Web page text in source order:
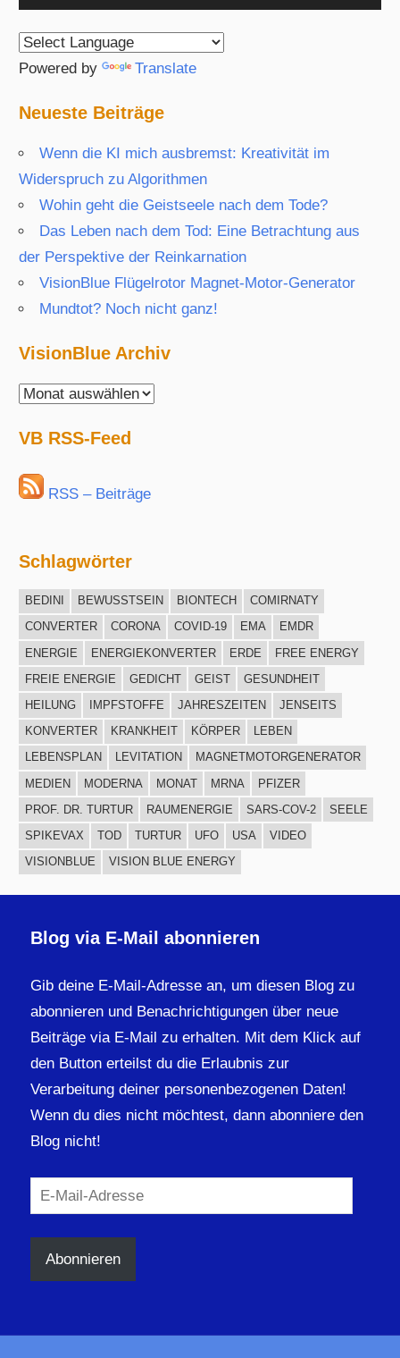
Player
Powered by Translate
Neueste Beiträge
Wenn die KI mich ausbremst: Kreativität im
Widerspruch zu Algorithmen
Wohin geht die Geistseele nach dem Tode?
Das Leben nach dem Tod: Eine Betrachtung aus
der Perspektive der Reinkarnation
VisionBlue Flügelrotor Magnet-Motor-Generator
Mundtot? Noch nicht ganz!
VisionBlue Archiv
VisionBlue
VB RSS-Feed
RSS – Beiträge
Schlagwörter
BEDINI BEWUSSTSEIN BIONTECH
COMIRNATY
CONVERTER
CORONA COVID-19 EMA
EMDR
ENERGIE
ENERGIEKONVERTER ERDE
FREE ENERGY
FREIE ENERGIE
GEDICHT GEIST
GESUNDHEIT
HEILUNG
IMPFSTOFFE JAHRESZEITEN
JENSEITS
KONVERTER
KRANKHEIT KÖRPER
LEBEN
LEBENSPLAN
LEVITATION
MAGNETMOTORGENERATOR
MEDIEN
MODERNA MONAT MRNA
PFIZER
PROF. DR. TURTUR
RAUMENERGIE SARS-COV-2
SEELE
SPIKEVAX
TOD TURTUR UFO USA
VIDEO
VISIONBLUE
VISION BLUE ENERGY
Blog via E-Mail abonnieren
Gib deine E-Mail-Adresse an, um diesen Blog zu
abonnieren und Benachrichtigungen über neue
Beiträge via E-Mail zu erhalten. Mit dem Klick auf
den Button erteilst du die Erlaubnis zur
Verarbeitung deiner personenbezogenen Daten!
Wenn du dies nicht möchtest, dann abonniere den
Blog nicht!
E-
Mail-
Adresse
Abonnieren